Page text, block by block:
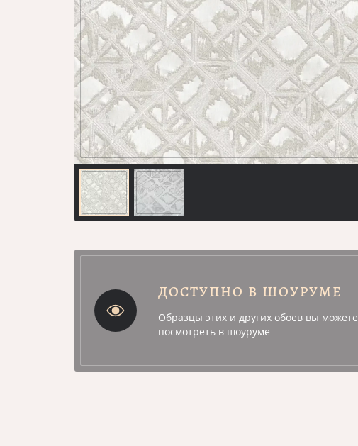
ДОСТУПНО В ШОУРУМЕ
Образцы этих и других обоев вы можете
посмотреть в шоуруме